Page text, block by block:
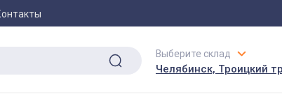
Выберите склад
Челябинск, Троицкий